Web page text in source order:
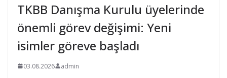
TKBB Danışma Kurulu üyelerinde
önemli görev değişimi: Yeni
isimler göreve başladı
03.08.2026 admin